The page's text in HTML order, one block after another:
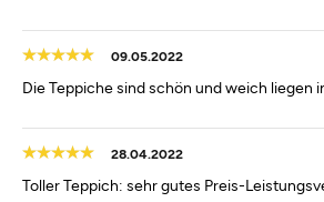
09.05.2022
Die Teppiche sind schön und weich liegen
28.04.2022
Toller Teppich: sehr gutes Preis-